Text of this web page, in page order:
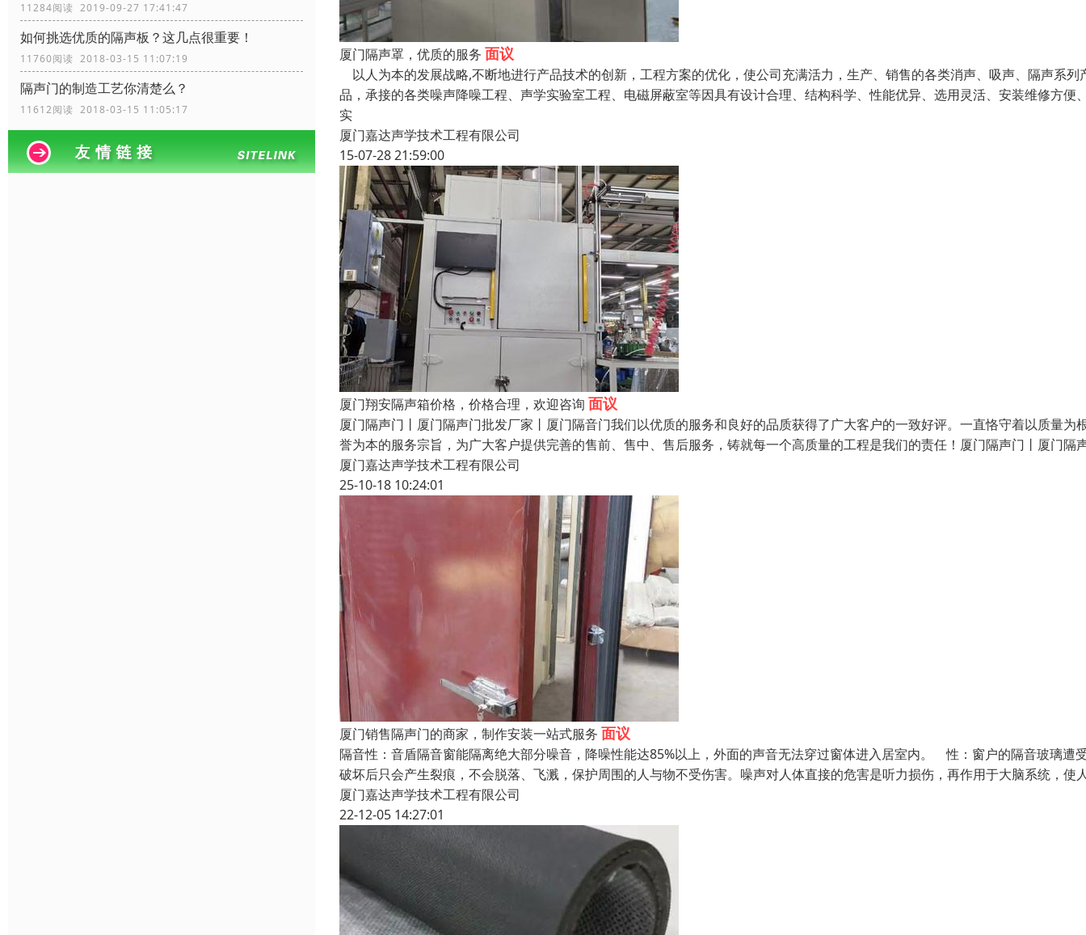
11284阅读 2019-09-27 17:41:47
如何挑选优质的隔声板？这几点很重要！
11760阅读 2018-03-15 11:07:19
隔声门的制造工艺你清楚么？
11612阅读 2018-03-15 11:05:17
厦门隔声罩，优质的服务 面议
以人为本的发展战略,不断地进行产品技术的创新，工程方案的优化，使公司充满活力，生产、销售的各类消声、吸声、隔声系列
品，承接的各类噪声降噪工程、声学实验室工程、电磁屏蔽室等因具有设计合理、结构科学、性能优异、选用灵活、安装维修方便
实
厦门嘉达声学技术工程有限公司
15-07-28 21:59:00
厦门翔安隔声箱价格，价格合理，欢迎咨询 面议
厦门隔声门丨厦门隔声门批发厂家丨厦门隔音门我们以优质的服务和良好的品质获得了广大客户的一致好评。一直恪守着以质量为
誉为本的服务宗旨，为广大客户提供完善的售前、售中、售后服务，铸就每一个高质量的工程是我们的责任！厦门隔声门丨厦门隔
厦门嘉达声学技术工程有限公司
25-10-18 10:24:01
厦门销售隔声门的商家，制作安装一站式服务 面议
隔音性：音盾隔音窗能隔离绝大部分噪音，降噪性能达85%以上，外面的声音无法穿过窗体进入居室内。 性：窗户的隔音玻璃遭
破坏后只会产生裂痕，不会脱落、飞溅，保护周围的人与物不受伤害。噪声对人体直接的危害是听力损伤，再作用于大脑系统，使
厦门嘉达声学技术工程有限公司
22-12-05 14:27:01